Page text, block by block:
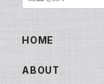
HOME
ABOUT